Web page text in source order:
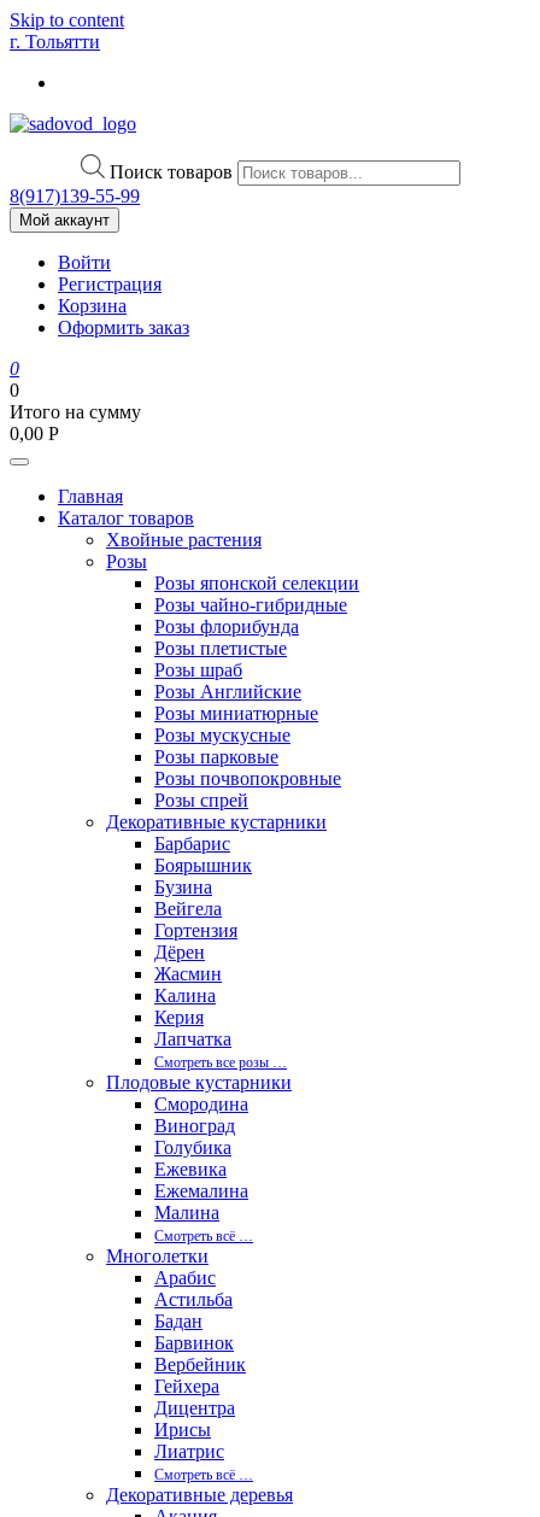
Skip to content
г. Тольятти
Поиск товаров
8(917)139‑55-99
Мой аккаунт
Войти
Регистрация
Корзина
Оформить заказ
0
0
Итого на сумму
0,00 Р
Главная
Каталог товаров
Хвойные растения
Розы
Розы японской селекции
Розы чайно-гибридные
Розы флорибунда
Розы плетистые
Розы шраб
Розы Английские
Розы миниатюрные
Розы мускусные
Розы парковые
Розы почвопокровные
Розы спрей
Декоративные кустарники
Барбарис
Боярышник
Бузина
Вейгела
Гортензия
Дёрен
Жасмин
Калина
Керия
Лапчатка
Смотреть все розы …
Плодовые кустарники
Смородина
Виноград
Голубика
Ежевика
Ежемалина
Малина
Смотреть вcё …
Многолетки
Арабис
Астильба
Бадан
Барвинок
Вербейник
Гейхера
Дицентра
Ирисы
Лиатрис
Смотреть вcё …
Декоративные деревья